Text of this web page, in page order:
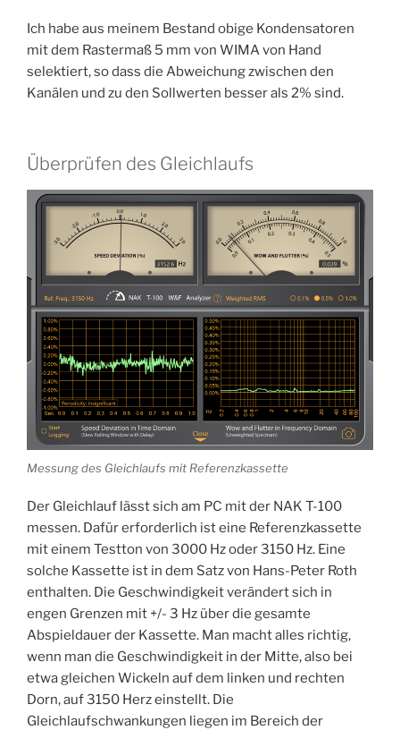
Ich habe aus meinem Bestand obige Kondensatoren
mit dem Rastermaß 5 mm von WIMA von Hand
selektiert, so dass die Abweichung zwischen den
Kanälen und zu den Sollwerten besser als 2% sind.
Überprüfen des Gleichlaufs
Messung des Gleichlaufs mit Referenzkassette
Der Gleichlauf lässt sich am PC mit der NAK T-100
messen. Dafür erforderlich ist eine Referenzkassette
mit einem Testton von 3000 Hz oder 3150 Hz. Eine
solche Kassette ist in dem Satz von Hans-Peter Roth
enthalten. Die Geschwindigkeit verändert sich in
engen Grenzen mit +/- 3 Hz über die gesamte
Abspieldauer der Kassette. Man macht alles richtig,
wenn man die Geschwindigkeit in der Mitte, also bei
etwa gleichen Wickeln auf dem linken und rechten
Dorn, auf 3150 Herz einstellt. Die
Gleichlaufschwankungen liegen im Bereich der